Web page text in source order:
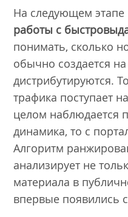
На следующем
работы с
понимать, сколько
обычно создается
дистрибутируются.
трафика поступает
целом наблюдается
динамика, то с
Алгоритм
анализирует не
материала в
впервые появились